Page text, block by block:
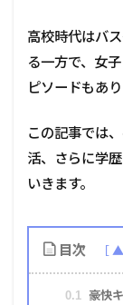
高校時代はバ
る一方で、女
ピソードもあり
この記事では
活、さらに学
いきます。
目次
0.1 豪快